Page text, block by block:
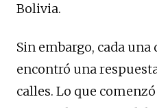
Bolivia.
Sin embargo, cada una
encontró una
calles. Lo que